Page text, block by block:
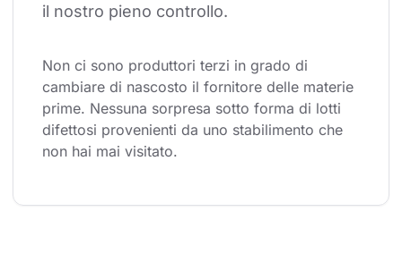
il nostro pieno controllo.
Non ci sono produttori terzi in grado di
cambiare di nascosto il fornitore delle materie
prime. Nessuna sorpresa sotto forma di lotti
difettosi provenienti da uno stabilimento che
non hai mai visitato.